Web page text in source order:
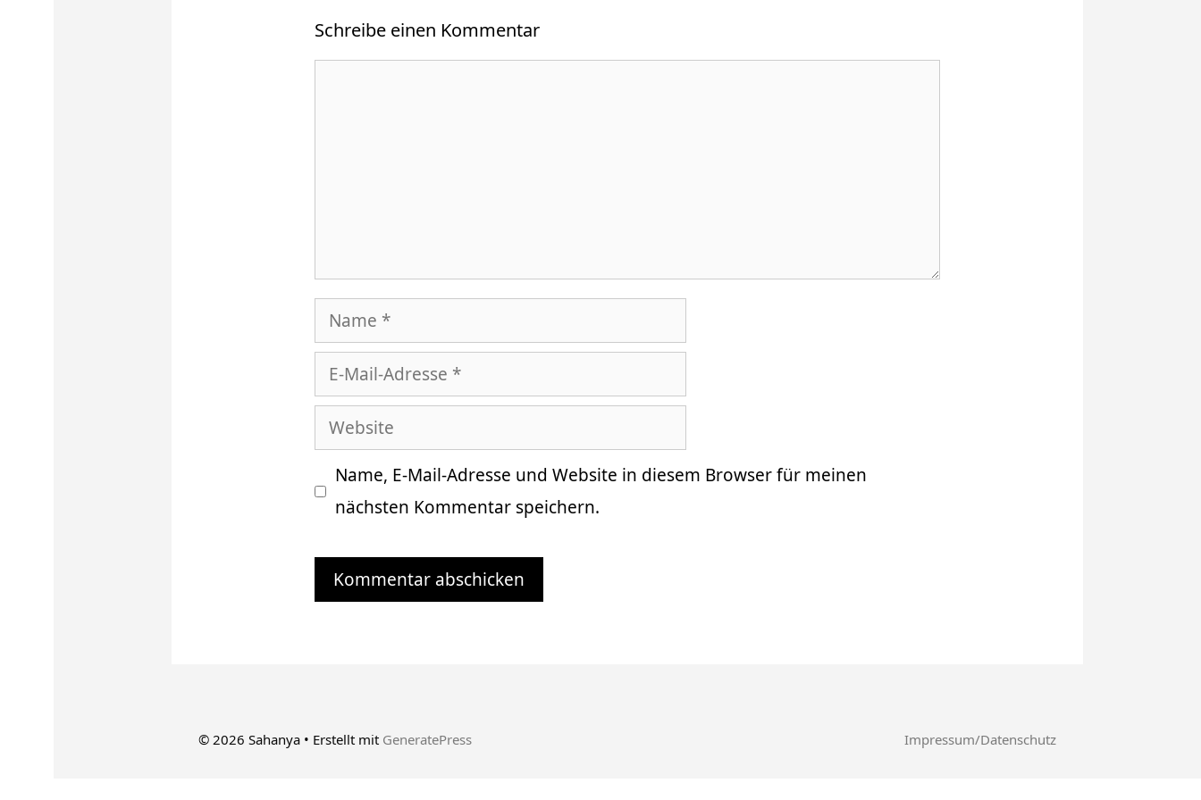
Schreibe einen Kommentar
Name
Mail-
Adresse
Website
Name, E-Mail-Adresse und Website in diesem Browser für meinen
nächsten Kommentar speichern.
Impressum/Datenschutz
© 2026 Sahanya • Erstellt mit GeneratePress